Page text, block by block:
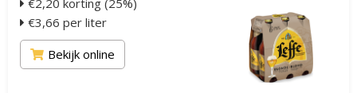
€2,20 korting (25%)
€3,66 per liter
Bekijk online